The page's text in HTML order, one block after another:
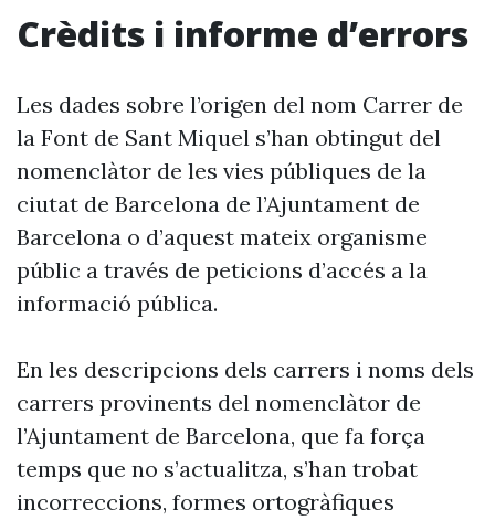
Crèdits i informe d’errors
Les dades sobre l’origen del nom Carrer de
la Font de Sant Miquel s’han obtingut del
nomenclàtor de les vies públiques de la
ciutat de Barcelona de l’Ajuntament de
Barcelona o d’aquest mateix organisme
públic a través de peticions d’accés a la
informació pública.
En les descripcions dels carrers i noms dels
carrers provinents del nomenclàtor de
l’Ajuntament de Barcelona, que fa força
temps que no s’actualitza, s’han trobat
incorreccions, formes ortogràfiques